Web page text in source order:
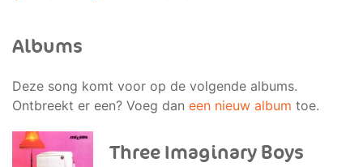
Albums
Deze song komt voor op de volgende albums.
Ontbreekt er een? Voeg dan een nieuw album toe.
Three Imaginary Boys